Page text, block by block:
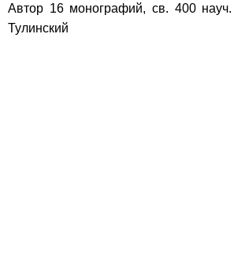
Автор 16 монографий, св. 400
Тулинский